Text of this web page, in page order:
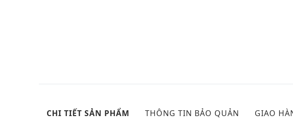
CHI TIẾT SẢN PHẨM THÔNG TIN BẢO QUẢN GIAO